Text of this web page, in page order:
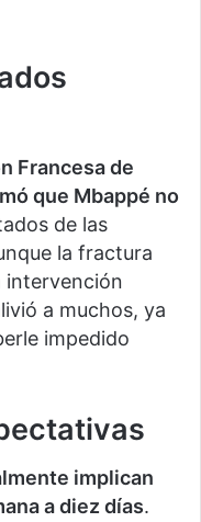
Francesa de
que Mbappé no
de las
la fractura
intervención
a muchos, ya
impedido
implican
a diez días.